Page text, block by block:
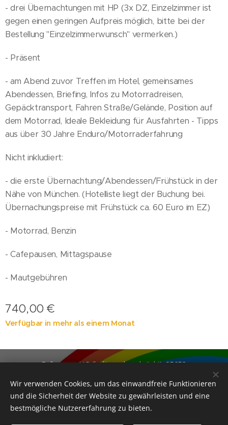
- drei Übernachtungen mit HP (3x DZ, Einzelzimmer ist
gegen einen geringen Aufpreis möglich, bitte bei der
Bestellung "Einzelzimmerwunsch" vermerken.)
- Präsent
- am Abend zuvor Treffen im Hotel, gemeinsames
Abendessen, Briefing, Infos zu Motorradreisen,
Gepäcktransport, Fahren Straße/Gelände, Position auf
dem Motorrad, Ideale Bekleidung für Ausfahrten - Tipps
aus über 30 Jahre Enduro/Motorraderfahrung
Nicht inkludiert:
- die erste Übernachtung/Abendessen/Frühstück in der
Nähe von München. (Hotelliste liegt der Buchung bei.
Übernachungspreise mit Frühstück ca. 60 Euro im EZ)
- Motorrad, Benzin
- Cafepausen, Mittagspause
- Mautgebühren
740,00 €
Verfügbar in mehr als einem Monat
Ballerrosso UG (haftungsbeschränkt), 85253
Motorradreiseveranstalter
Cookies
Wir verwenden Cookies, um das einwandfreie Funktionieren
und die Sicherheit der Website zu gewährleisten und eine
bestmögliche Nutzererfahrung zu bieten.